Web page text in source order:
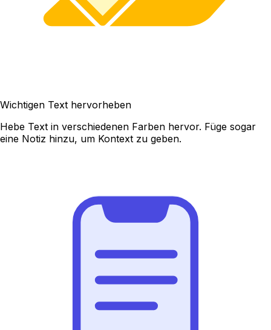
Wichtigen Text hervorheben
Hebe Text in verschiedenen Farben hervor. Füge sogar
eine Notiz hinzu, um Kontext zu geben.